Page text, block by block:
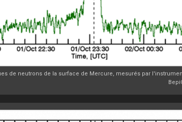
de neutrons de la surface de Mercure, mesurés par